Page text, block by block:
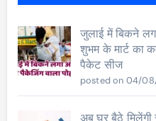
जुलाई में बिकने
शुभम के मार्ट का
पैकेट सीज
posted on 04/